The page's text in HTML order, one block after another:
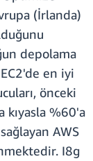
(İrlanda)
depolama
en iyi
önceki
kıyasla %60'a
AWS
I8g